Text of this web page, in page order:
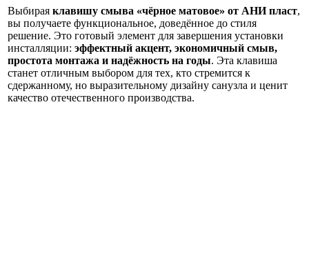
Выбирая клавишу смыва «чёрное матовое» от АНИ пласт,
вы получаете функциональное, доведённое до стиля
решение. Это готовый элемент для завершения установки
инсталляции: эффектный акцент, экономичный смыв,
простота монтажа и надёжность на годы. Эта клавиша
станет отличным выбором для тех, кто стремится к
сдержанному, но выразительному дизайну санузла и ценит
качество отечественного производства.